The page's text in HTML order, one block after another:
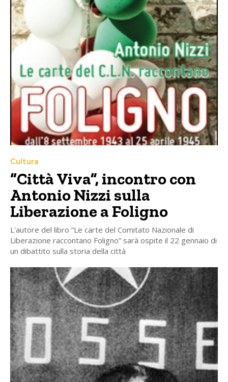
Cultura
“Città Viva”, incontro con
Antonio Nizzi sulla
Liberazione a Foligno
L'autore del libro “Le carte del Comitato Nazionale di
Liberazione raccontano Foligno” sarà ospite il 22 gennaio di
un dibattito sulla storia della città